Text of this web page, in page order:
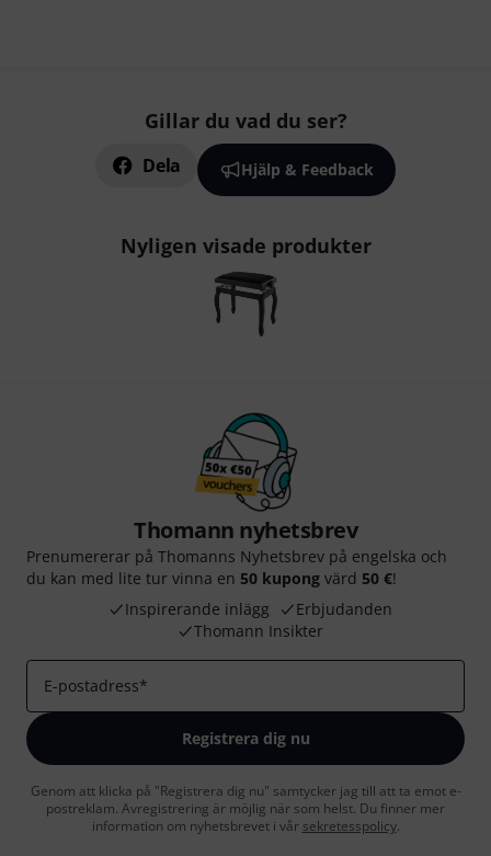
Gillar du vad du ser?
Dela Hjälp & Feedback
Nyligen visade produkter
Thomann nyhetsbrev
Prenumererar på Thomanns Nyhetsbrev på engelska och
du kan med lite tur vinna en 50 kupong värd 50 €!
Inspirerande inlägg
Erbjudanden
Thomann Insikter
E-postadress*
Registrera dig nu
Genom att klicka på "Registrera dig nu" samtycker jag till att ta emot e-
postreklam. Avregistrering är möjlig när som helst. Du finner mer
information om nyhetsbrevet i vår sekretesspolicy.